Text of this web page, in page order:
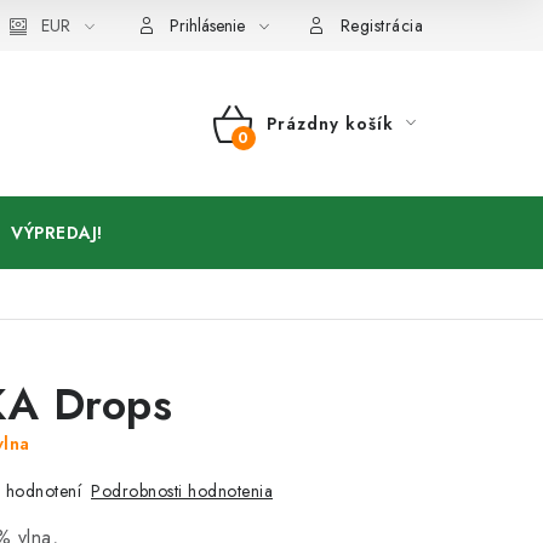
EUR Prihlásenie Registrácia
NÁKUPNÝ
Prázdny košík
VÝPREDAJ!
Drops
hodnotení Podrobnosti hodnotenia
vlna,